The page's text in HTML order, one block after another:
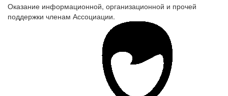
Оказание информационной, организационной и прочей
поддержки членам Ассоциации.